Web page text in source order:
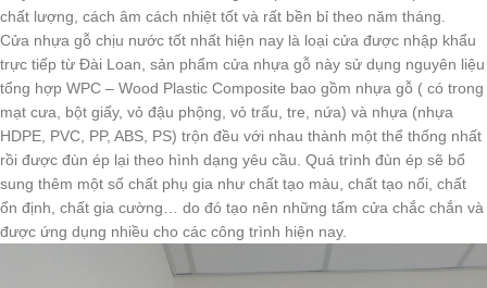
chất lượng, cách âm cách nhiệt tốt và rất bền bỉ theo năm tháng.
Cửa nhựa gỗ chịu nước tốt nhất hiện nay là loại cửa được nhập khẩu
trực tiếp từ Đài Loan, sản phẩm cửa nhựa gỗ này sử dụng nguyên liệu
tổng hợp WPC – Wood Plastic Composite bao gồm nhựa gỗ ( có trong
mạt cưa, bột giấy, vỏ đậu phộng, vỏ trấu, tre, nứa) và nhựa (nhựa
HDPE, PVC, PP, ABS, PS) trộn đều với nhau thành một thể thống nhất
rồi được đùn ép lại theo hình dạng yêu cầu. Quá trình đùn ép sẽ bổ
sung thêm một số chất phụ gia như chất tạo màu, chất tạo nổi, chất
ổn định, chất gia cường… do đó tạo nên những tấm cửa chắc chắn và
được ứng dụng nhiều cho các công trình hiện nay.